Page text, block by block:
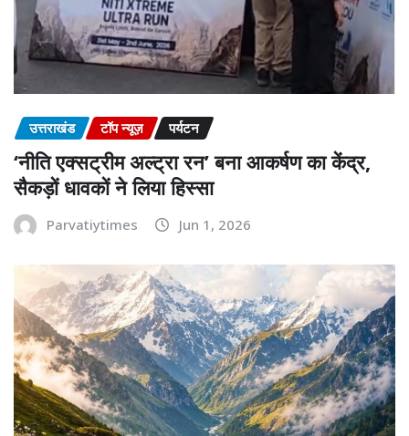
उत्तराखंड टॉप न्यूज़ पर्यटन
‘नीति एक्सट्रीम अल्ट्रा रन’ बना आकर्षण का केंद्र,
सैकड़ों धावकों ने लिया हिस्सा
Parvatiytimes Jun 1, 2026